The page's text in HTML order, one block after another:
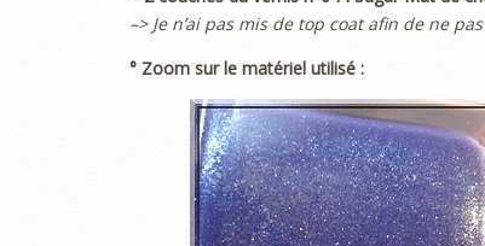
–> Je n’ai pas mis de top coat afin de ne
° Zoom sur le matériel utilisé :